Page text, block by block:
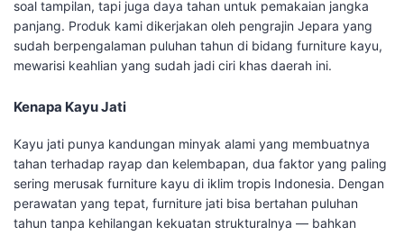
soal tampilan, tapi juga daya tahan untuk pemakaian jangka
panjang. Produk kami dikerjakan oleh pengrajin Jepara yang
sudah berpengalaman puluhan tahun di bidang furniture kayu,
mewarisi keahlian yang sudah jadi ciri khas daerah ini.
Kenapa Kayu Jati
Kayu jati punya kandungan minyak alami yang membuatnya
tahan terhadap rayap dan kelembapan, dua faktor yang paling
sering merusak furniture kayu di iklim tropis Indonesia. Dengan
perawatan yang tepat, furniture jati bisa bertahan puluhan
tahun tanpa kehilangan kekuatan strukturalnya — bahkan